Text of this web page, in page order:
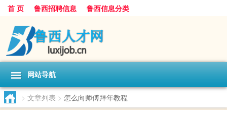
首 页 鲁西招聘信息 鲁西信息分类
网站导航
> 文章列表 > 怎么向师傅拜年教程